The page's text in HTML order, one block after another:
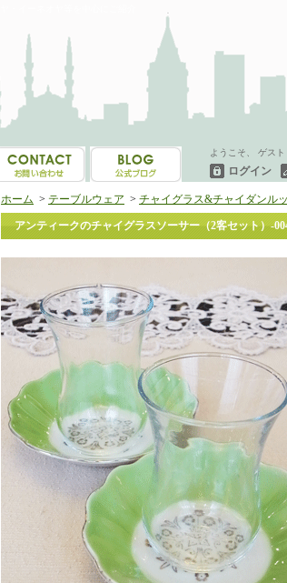
ようこそ、 ゲスト
ログイン
ホーム > テーブルウェア > チャイグラス&チャイダンル
アンティークのチャイグラスソーサー（2客セット）-